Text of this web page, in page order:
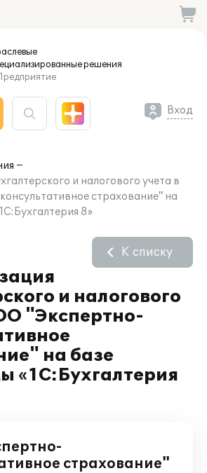
решения
Вход
и налогового учета в
страхование" на
8»
и налогового
"Экспертно-
на базе
«1С:Бухгалтерия
К списку
страхование"